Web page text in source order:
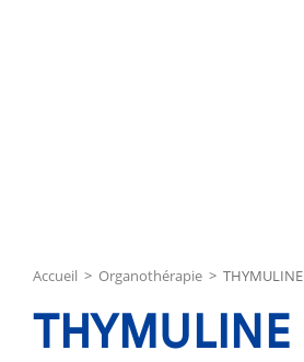
Accueil > Organothérapie > THYMULINE
THYMULINE